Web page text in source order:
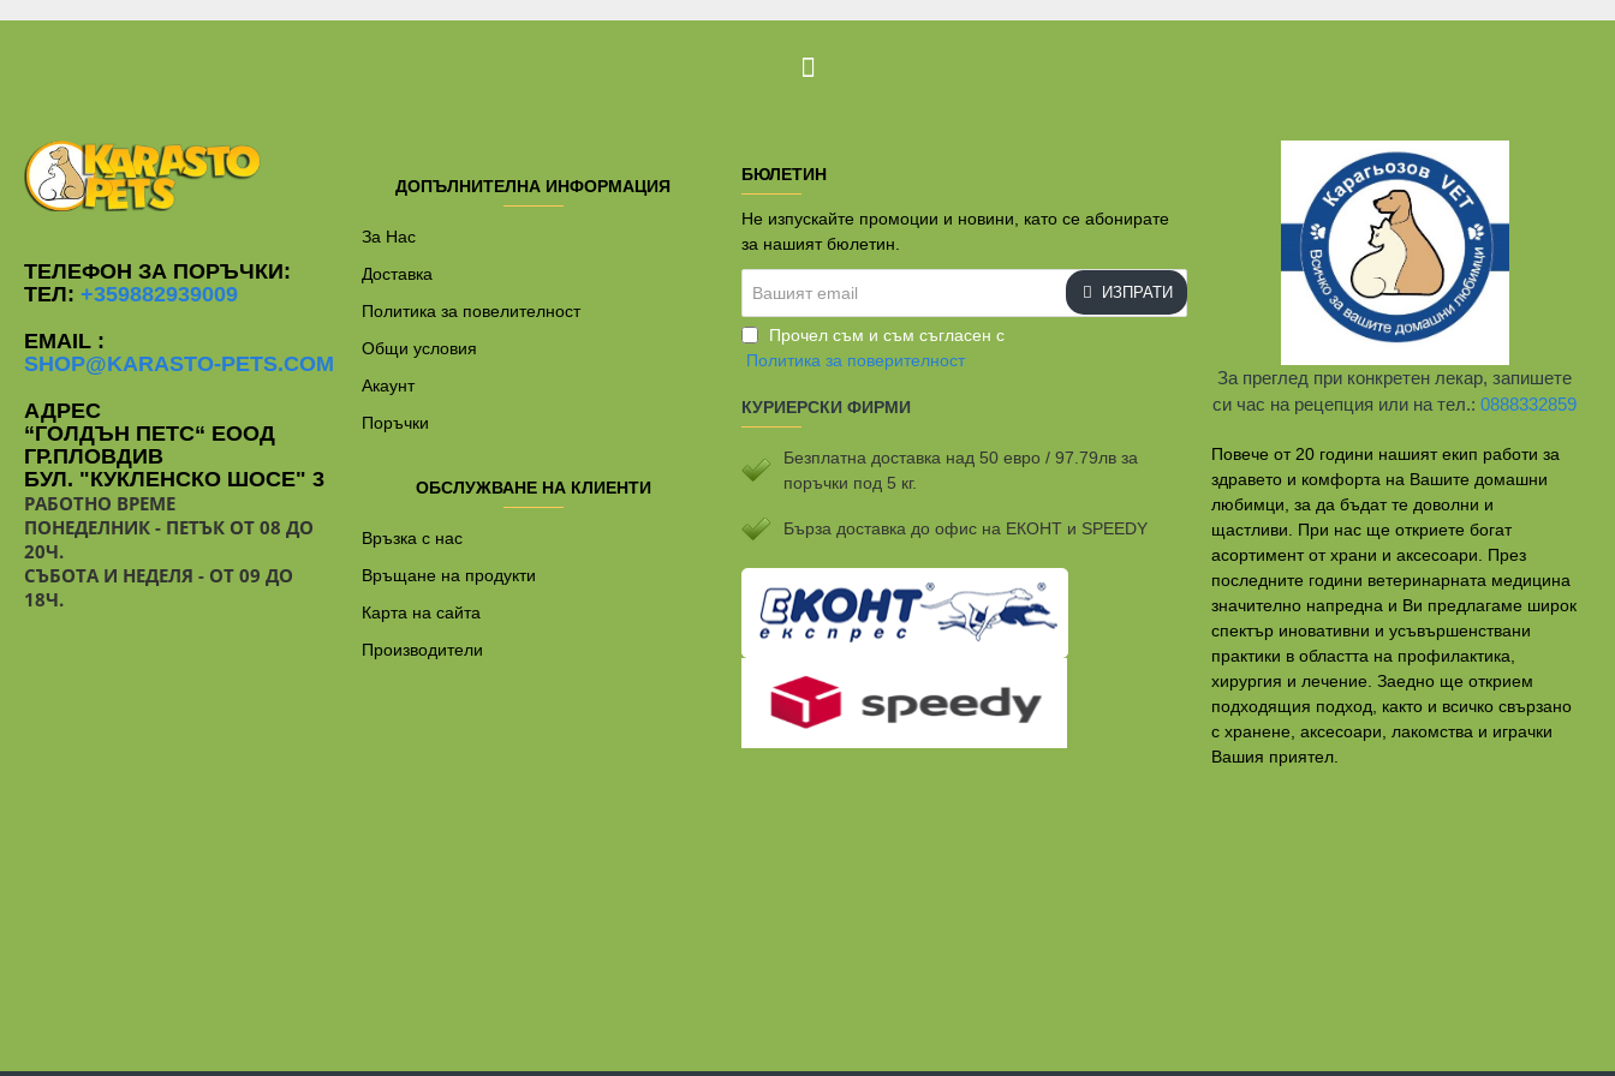
ТЕЛЕФОН ЗА ПОРЪЧКИ:
ТЕЛ: +359882939009
EMAIL :
SHOP@KARASTO-PETS.COM
АДРЕС
“ГОЛДЪН ПЕТС“ ЕООД
ГР.ПЛОВДИВ
БУЛ. "КУКЛЕНСКО ШОСЕ" 3
РАБОТНО ВРЕМЕ
ПОНЕДЕЛНИК - ПЕТЪК ОТ 08 ДО
20Ч.
СЪБОТА И НЕДЕЛЯ - ОТ 09 ДО
18Ч.
ДОПЪЛНИТЕЛНА ИНФОРМАЦИЯ
За Нас
Доставка
Политика за повелителност
Общи условия
Акаунт
Поръчки
ОБСЛУЖВАНЕ НА КЛИЕНТИ
Връзка с нас
Връщане на продукти
Карта на сайта
Производители
БЮЛЕТИН
Не изпускайте промоции и новини, като се абонирате
за нашият бюлетин.
email
ИЗПРАТИ
Прочел съм и съм съгласен с
Политика за поверителност
КУРИЕРСКИ ФИРМИ
Безплатна доставка над 50 евро / 97.79лв за
поръчки под 5 кг.
Бързa доставка до офис на ЕКОНТ и SPEEDY
За преглед при конкретен лекар, запишете
си час на рецепция или на тел.:0888332859
Повече от 20 години нашият екип работи за
здравето и комфорта на Вашите домашни
любимци, за да бъдат те доволни и
щастливи. При нас ще откриете богат
асортимент от храни и аксесоари. През
последните години ветеринарната медицина
значително напредна и Ви предлагаме широк
спектър иновативни и усъвършенствани
практики в областта на профилактикa,
хирургия и лечение. Заедно ще открием
подходящия подход, както и всичко свързано
с хранене, аксесоари, лакомства и играчки
Вашия приятел.